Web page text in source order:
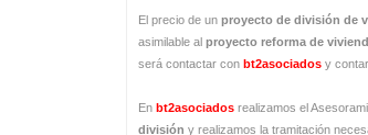
El precio de unproyecto de división de
asimilable alproyecto reforma de
será contactar conbt2asociados y
Enbt2asociados realizamos el
división y realizamos la tramitación